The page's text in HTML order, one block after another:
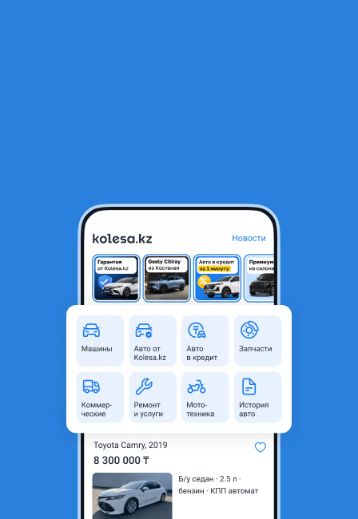
Стекло багажника Toyota Land Cruiser Prado J120 2005
Астана, Акмолинская
область
Б/y
Оригинальность
Оригинал
Возможна рассрочка или
Да